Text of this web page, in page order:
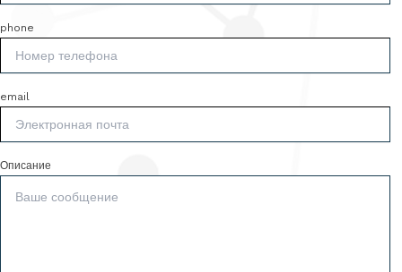
phone
email
Описание